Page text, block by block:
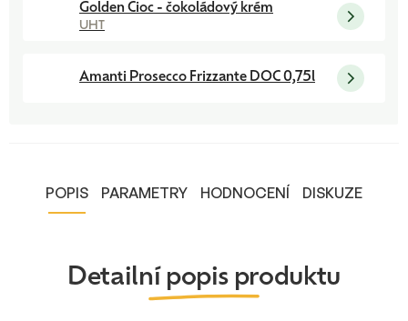
Golden Cioc - čokoládový krém
UHT
Amanti Prosecco Frizzante DOC 0,75l
POPIS PARAMETRY HODNOCENÍ DISKUZE
Detailní popis produktu